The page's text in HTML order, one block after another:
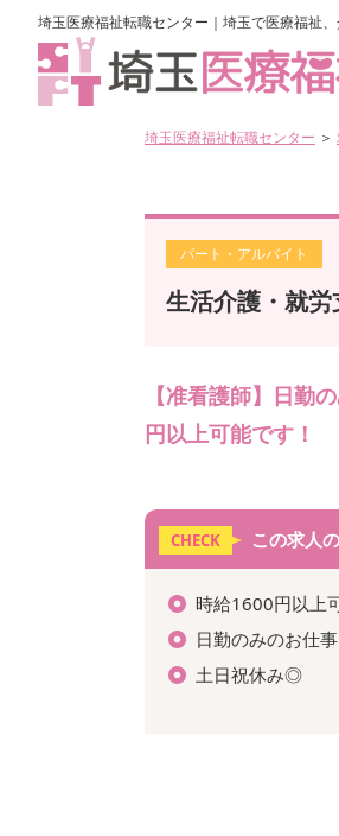
埼玉医療福祉転職センター｜埼玉で医療福祉
埼玉医療福祉転職センター ＞
パート・アルバイト
生活介護・就労
【准看護師】日勤
円以上可能です！
CHECK この求人
時給1600円以上
日勤のみのお仕
土日祝休み◎